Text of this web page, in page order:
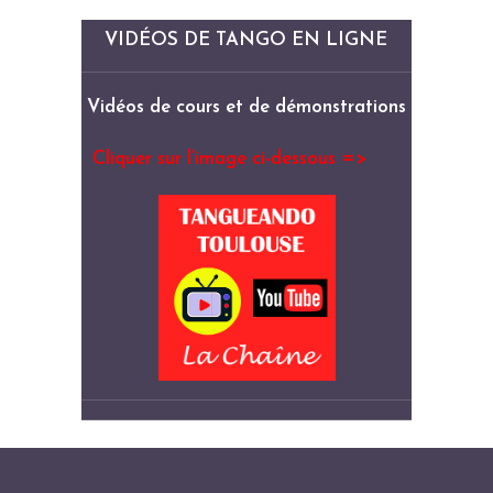
VIDÉOS DE TANGO EN LIGNE
Vidéos de cours et de démonstrations
Cliquer sur l’image ci-dessous =>